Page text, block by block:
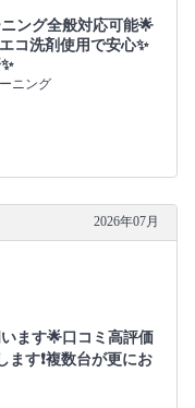
ング全般対応可能🌟
コ洗剤使用で安心✨
ニング
2026年07月
ます🌟口コミ高評価
ます❗複数台が更にお